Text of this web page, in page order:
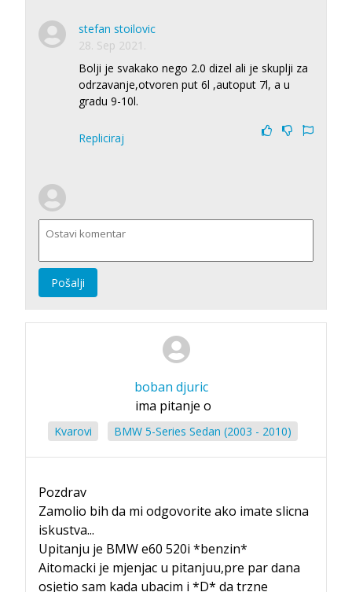
stefan stoilovic
28. Sep 2021.
Bolji je svakako nego 2.0 dizel ali je skuplji za
odrzavanje,otvoren put 6l ,autoput 7l, a u
gradu 9-10l.
Repliciraj
Pošalji
boban djuric
ima pitanje o
Kvarovi BMW 5-Series Sedan (2003 - 2010)
Pozdrav
Zamolio bih da mi odgovorite ako imate slicna
iskustva...
Upitanju je BMW e60 520i *benzin*
Aitomacki je mjenjac u pitanjuu,pre par dana
osjetio sam kada ubacim i *D* da trzne